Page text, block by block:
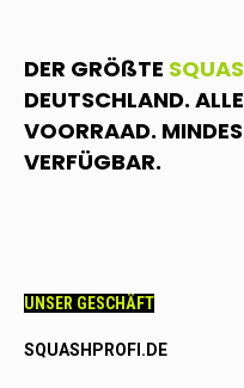
DER GRÖßTE
DEUTSCHLAND.
VOORRAAD.
VERFÜGBAR.
UNSER GESCHÄFT
SQUASHPROFI.DE